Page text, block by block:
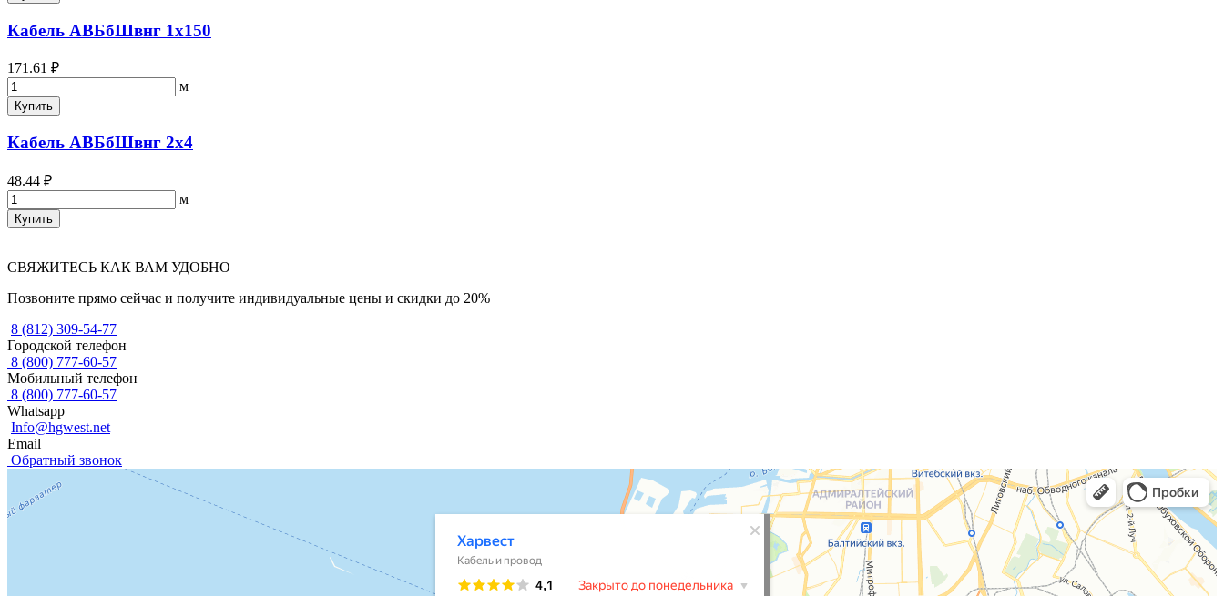
Кабель АВБбШвнг 1х150
171.61 ₽
м
Купить
Кабель АВБбШвнг 2х4
48.44 ₽
м
Купить
СВЯЖИТЕСЬ КАК ВАМ УДОБНО
Позвоните прямо сейчас и получите индивидуальные цены и скидки до 20%
8 (812) 309-54-77
Городской телефон
8 (800) 777-60-57
Мобильный телефон
8 (800) 777-60-57
Whatsapp
Info@hgwest.net
Email
Обратный звонок